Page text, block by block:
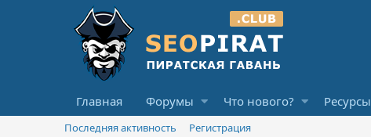
Главная Форумы Что нового? Ресурсы
Последняя активность Регистрация